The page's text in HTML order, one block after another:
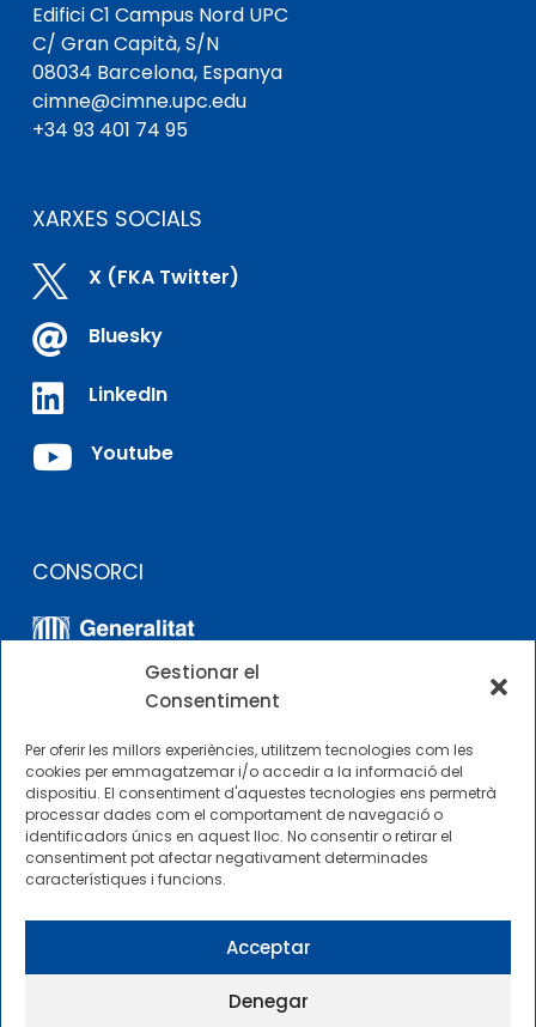
Gestionar el
Consentiment
Per oferir les millors experiències, utilitzem tecnologies com les
cookies per emmagatzemar i/o accedir a la informació del
dispositiu. El consentiment d'aquestes tecnologies ens permetrà
processar dades com el comportament de navegació o
identificadors únics en aquest lloc. No consentir o retirar el
consentiment pot afectar negativament determinades
característiques i funcions.
Acceptar
Denegar
Edifici C1 Campus Nord UPC
C/ Gran Capità, S/N
08034 Barcelona, ​​Espanya
cimne@cimne.upc.edu
+34 93 401 74 95
XARXES SOCIALS
 X (FKA Twitter)
 Bluesky
 LinkedIn
 Youtube
CONSORCI
ALTRES ENLLAÇOS
Perfil del contractista